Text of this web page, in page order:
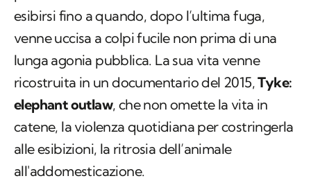
esibirsi fino a quando, dopo l’ultima fuga,
venne uccisa a colpi fucile non prima di una
lunga agonia pubblica. La sua vita venne
ricostruita in un documentario del 2015,Tyke:
elephantoutlaw, che non omette la vita in
catene, la violenza quotidiana per costringerla
alle esibizioni, la ritrosia dell’animale
all'addomesticazione.